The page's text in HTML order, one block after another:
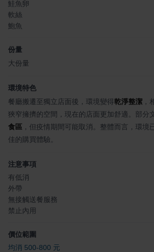
鮭魚卵
軟絲
鮑魚
份量
大份量
環境特色
餐廳搬遷至獨立店面後，環境變得乾淨整潔 ，
狹窄擁擠的空間，現在的店面更加舒適。部分
食區 ，但疫情期間可能取消。整體而言，環境
佳的購買體驗。
注意事項
有低消
外帶
無接觸送餐服務
禁止內用
價位範圍
均消 500-800 元